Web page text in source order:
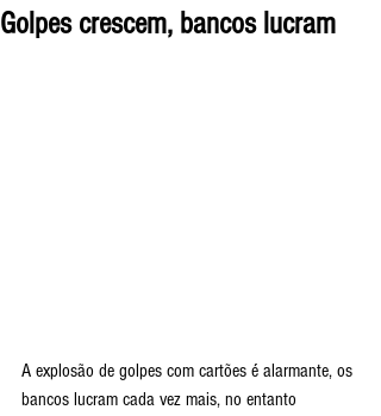
Golpes crescem, bancos lucram
A explosão de golpes com cartões é alarmante, os
bancos lucram cada vez mais, no entanto